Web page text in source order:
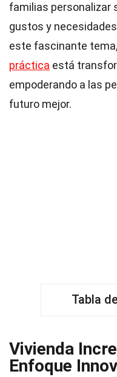
familias personalizar
gustos y
este fascinante
práctica está
empoderando a las
futuro mejor.
Tabla
Vivienda
Enfoque